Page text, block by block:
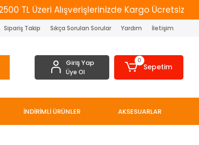
Alışverişlerinizde Kargo Ücretsiz Yeni
Sipariş Takip Sıkça Sorulan Sorular Yardım İletişim
Giriş Yap
Üye Ol
0
Sepetim
İNDİRİMLİ ÜRÜNLER AKSESUARLAR